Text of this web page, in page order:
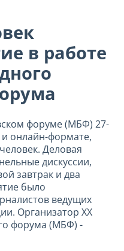
в работе
форуме (МБФ) 27-
онлайн-формате,
Деловая
дискуссии,
завтрак и два
было
ведущих
Организатор XX
форума (МБФ) -